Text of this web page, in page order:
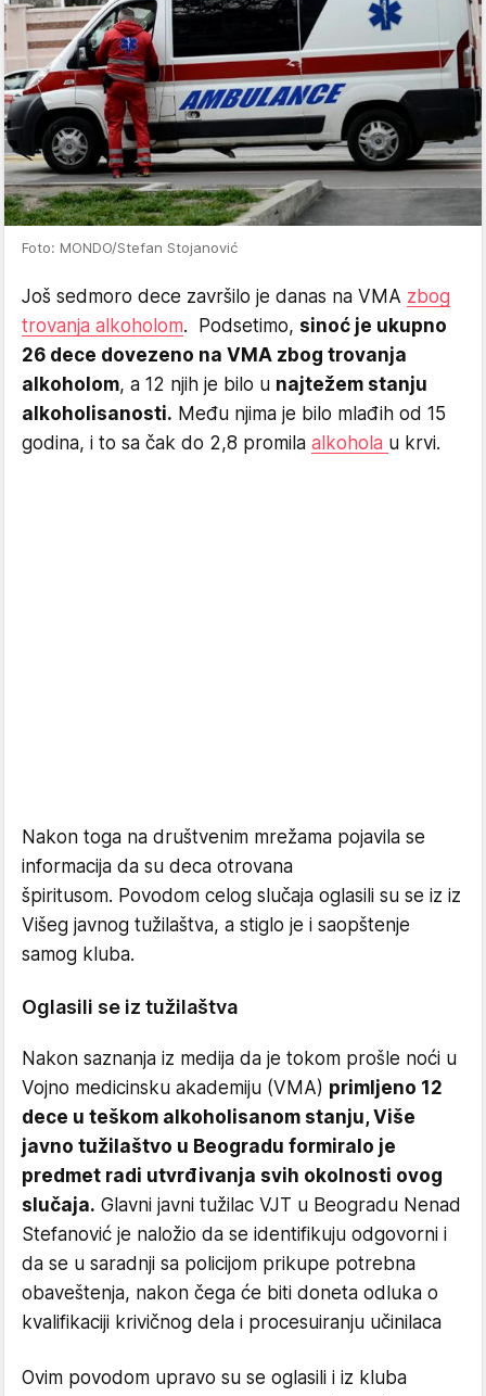
Foto: MONDO/Stefan Stojanović
Još sedmoro dece završilo je danas na VMA zbog
trovanja alkoholom. Podsetimo, sinoć je ukupno
26 dece dovezeno na VMA zbog trovanja
alkoholom, a 12 njih je bilo u najtežem stanju
alkoholisanosti. Među njima je bilo mlađih od 15
godina, i to sa čak do 2,8 promila alkohola u krvi.
Nakon toga na društvenim mrežama pojavila se
informacija da su deca otrovana
špiritusom. Povodom celog slučaja oglasili su se iz iz
Višeg javnog tužilaštva, a stiglo je i saopštenje
samog kluba.
Oglasili se iz tužilaštva
Nakon saznanja iz medija da je tokom prošle noći u
Vojno medicinsku akademiju (VMA) primljeno 12
dece u teškom alkoholisanom stanju, Više
javno tužilaštvo u Beogradu formiralo je
predmet radi utvrđivanja svih okolnosti ovog
slučaja. Glavni javni tužilac VJT u Beogradu Nenad
Stefanović je naložio da se identifikuju odgovorni i
da se u saradnji sa policijom prikupe potrebna
obaveštenja, nakon čega će biti doneta odluka o
kvalifikaciji krivičnog dela i procesuiranju učinilaca
Ovim povodom upravo su se oglasili i iz kluba